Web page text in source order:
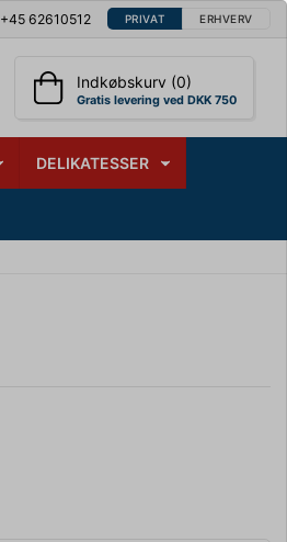
+45 62610512 PRIVAT ERHVERV
Indkøbskurv (0)
Gratis levering ved DKK 750
DELIKATESSER